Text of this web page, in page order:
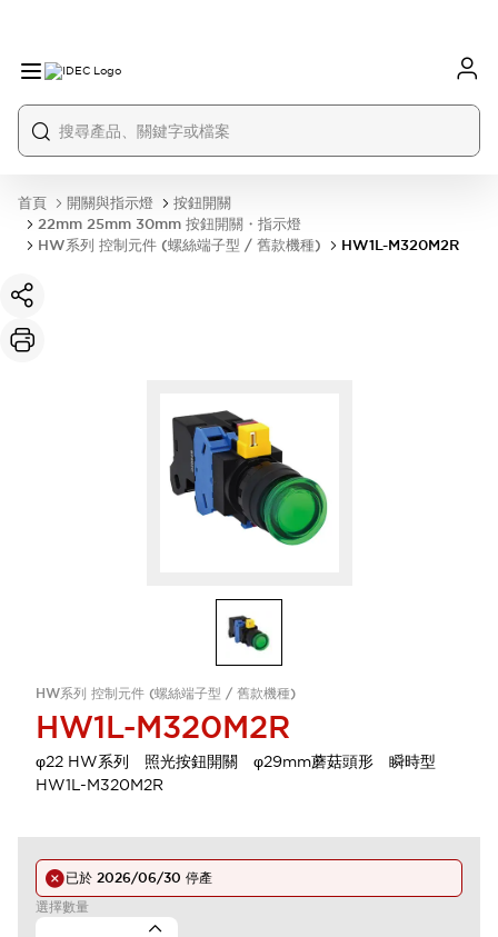
首頁 開關與指示燈
按鈕開關
22mm 25mm 30mm 按鈕開關・指示燈
HW系列 控制元件 (螺絲端子型 / 舊款機種)
HW1L-M320M2R
HW系列 控制元件 (螺絲端子型 / 舊款機種)
HW1L-M320M2R
φ22 HW系列 照光按鈕開關 φ29mm蘑菇頭形 瞬時型
HW1L-M320M2R
已於 2026/06/30 停產
選擇數量